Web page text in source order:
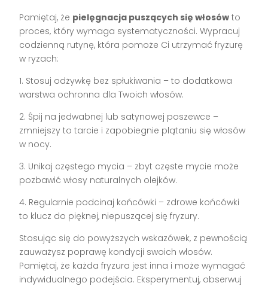
Pamiętaj, że pielęgnacja puszących się włosów to
proces, który wymaga systematyczności. Wypracuj
codzienną rutynę, która pomoże Ci utrzymać fryzurę
w ryzach:
1. Stosuj odżywkę bez spłukiwania – to dodatkowa
warstwa ochronna dla Twoich włosów.
2. Śpij na jedwabnej lub satynowej poszewce –
zmniejszy to tarcie i zapobiegnie plątaniu się włosów
w nocy.
3. Unikaj częstego mycia – zbyt częste mycie może
pozbawić włosy naturalnych olejków.
4. Regularnie podcinaj końcówki – zdrowe końcówki
to klucz do pięknej, niepuszącej się fryzury.
Stosując się do powyższych wskazówek, z pewnością
zauważysz poprawę kondycji swoich włosów.
Pamiętaj, że każda fryzura jest inna i może wymagać
indywidualnego podejścia. Eksperymentuj, obserwuj